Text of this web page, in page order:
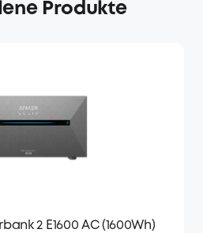
Produkte
2 E1600 AC (1600Wh)